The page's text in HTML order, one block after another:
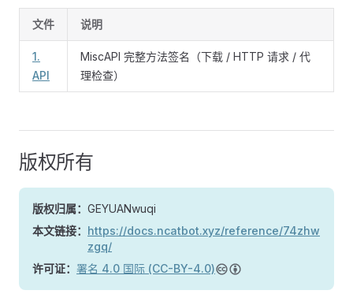
文件 说明
1.
API
MiscAPI 完整方法签名（下载 / HTTP 请求 / 代
理检查）
版权所有
版权归属： GEYUANwuqi
本文链接： https://docs.ncatbot.xyz/reference/74zhw
zgq/
许可证： 署名 4.0 国际 (CC-BY-4.0)